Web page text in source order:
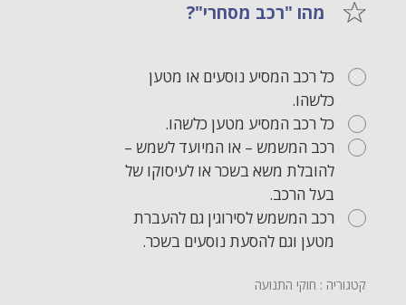
מהו "רכב מסחרי"?
כל רכב המסיע נוסעים או מטען
כלשהו.
כל רכב המסיע מטען כלשהו.
רכב המשמש – או המיועד לשמש –
להובלת משא בשכר או לעיסוקו של
בעל הרכב.
רכב המשמש לסירוגין גם להעברת
מטען וגם להסעת נוסעים בשכר.
קטגוריה : חוקי התנועה